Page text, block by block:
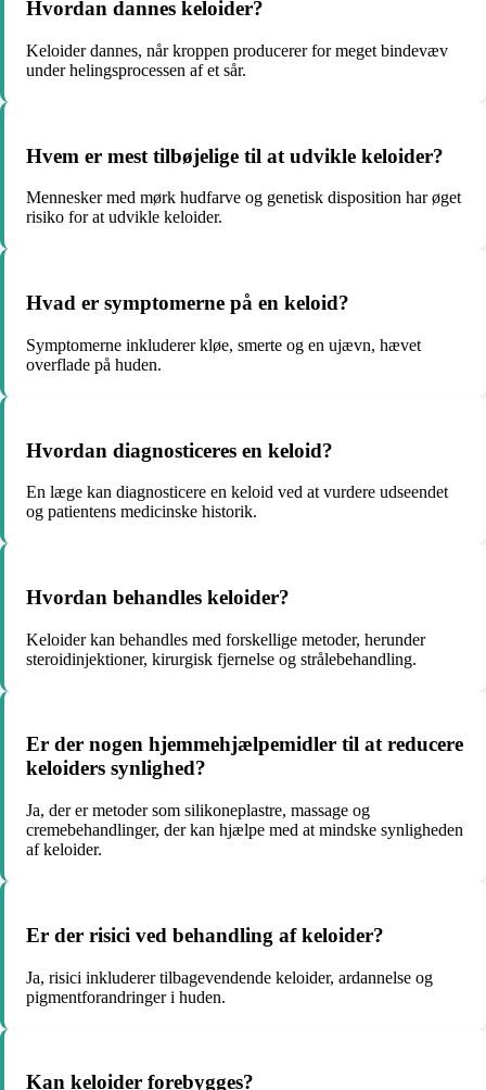
Hvordan dannes keloider?
Keloider dannes, når kroppen producerer for meget bindevæv
under helingsprocessen af et sår.
Hvem er mest tilbøjelige til at udvikle keloider?
Mennesker med mørk hudfarve og genetisk disposition har øget
risiko for at udvikle keloider.
Hvad er symptomerne på en keloid?
Symptomerne inkluderer kløe, smerte og en ujævn, hævet
overflade på huden.
Hvordan diagnosticeres en keloid?
En læge kan diagnosticere en keloid ved at vurdere udseendet
og patientens medicinske historik.
Hvordan behandles keloider?
Keloider kan behandles med forskellige metoder, herunder
steroidinjektioner, kirurgisk fjernelse og strålebehandling.
Er der nogen hjemmehjælpemidler til at reducere
keloiders synlighed?
Ja, der er metoder som silikoneplastre, massage og
cremebehandlinger, der kan hjælpe med at mindske synligheden
af keloider.
Er der risici ved behandling af keloider?
Ja, risici inkluderer tilbagevendende keloider, ardannelse og
pigmentforandringer i huden.
Kan keloider forebygges?